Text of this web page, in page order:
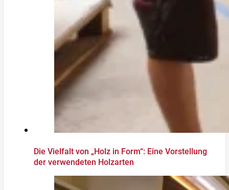
Die Vielfalt von „Holz in Form“: Eine Vorstellung
der verwendeten Holzarten